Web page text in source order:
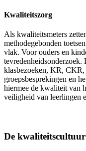
Kwaliteitszorg
Als kwaliteitsmeters
methodegebonden
vlak. Voor ouders en
klasbezoeken, KR,
groepsbesprekingen en
hiermee de kwaliteit van
veiligheid van leerlingen
De